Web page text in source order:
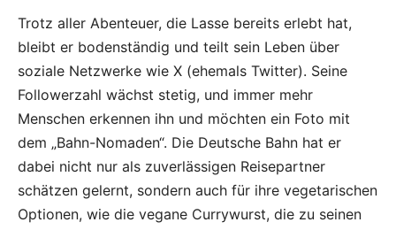
Trotz aller Abenteuer, die Lasse bereits erlebt hat,
bleibt er bodenständig und teilt sein Leben über
soziale Netzwerke wie X (ehemals Twitter). Seine
Followerzahl wächst stetig, und immer mehr
Menschen erkennen ihn und möchten ein Foto mit
dem „Bahn-Nomaden“. Die Deutsche Bahn hat er
dabei nicht nur als zuverlässigen Reisepartner
schätzen gelernt, sondern auch für ihre vegetarischen
Optionen, wie die vegane Currywurst, die zu seinen